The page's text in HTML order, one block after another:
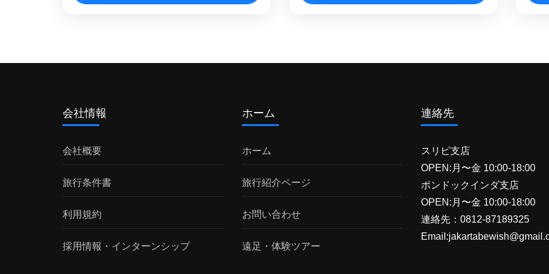
ったりの場所です。王宮文化で有名な ソ
ます。 ジャワ原人が発掘された サンギ
ラン 世界文化遺産 初期人類遺跡の博物
館。そして、霊峰ラウ山の中腹に位置す
ー寺院 へ。 チュト寺院 はヒンドゥー教
の寺院でありながら、土着のジャワのア
ニミズム信仰が結びついています。寺院
の広場には、他のヒンドゥー教寺院では
みられないような巨大なリンガとヨニや
ゥー教寺院、 プランバナン 寺院群があ
ンバナン 寺院、 セウー寺院 、 プラオサ
ン寺院 、 ラトゥボコ 王宮遺跡をご案内
致します。 当地では 日本語ガイド と専
用車でご案内致しますので、お客様のペ
ースに沿ったご案内が可能でございま
す。この場所に行きたい、この遺跡をも
っと見たいなどのご希望がございました
らお申し付けください。 ジョグジャカル
タ 紹介ページジョグジャカルタ ツア
が
会社情報
会社概要
旅行条件書
利用規約
採用情報・インターンシップ
ホーム
ホーム
旅行紹介ページ
お問い合わせ
遠足・体験ツアー
連絡先
スリピ支店
OPEN:月〜金 10:00-18:00
ポンドックインダ支店
OPEN:月〜金 10:00-18:00
連絡先：0812-87189325